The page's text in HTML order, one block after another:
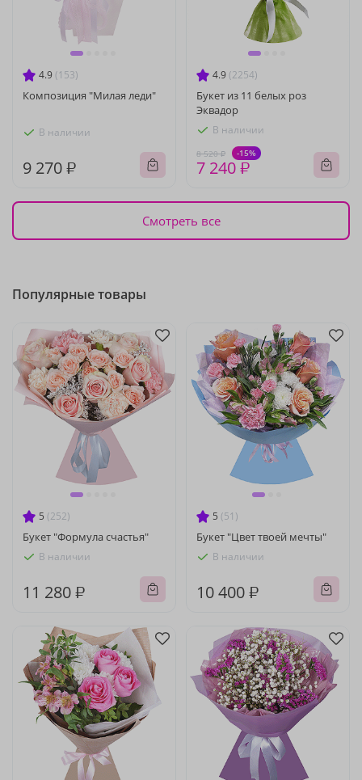
4.9 (153)
Композиция "Милая леди"
В наличии
9 270 ₽
4.9 (2254)
Букет из 11 белых роз
Эквадор
В наличии
8 520 ₽ -15%
7 240 ₽
Смотреть все
Популярные товары
5 (252)
Букет "Формула счастья"
В наличии
11 280 ₽
5 (51)
Букет "Цвет твоей мечты"
В наличии
10 400 ₽